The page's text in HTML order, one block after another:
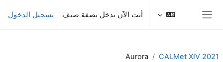
تخطى إلى المحتوى الرئيسي
أنت الآن تدخل بصفة ضيف تسجيل الدخول
CALMet XIV 2021
Aurora